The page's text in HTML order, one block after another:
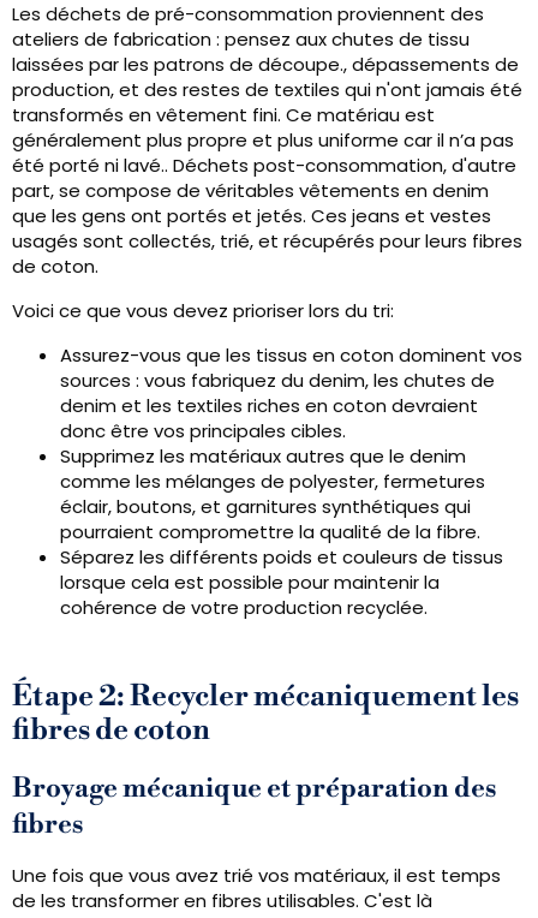
Les déchets de pré-consommation proviennent des
ateliers de fabrication : pensez aux chutes de tissu
laissées par les patrons de découpe., dépassements de
production, et des restes de textiles qui n'ont jamais été
transformés en vêtement fini. Ce matériau est
généralement plus propre et plus uniforme car il n’a pas
été porté ni lavé.. Déchets post-consommation, d'autre
part, se compose de véritables vêtements en denim
que les gens ont portés et jetés. Ces jeans et vestes
usagés sont collectés, trié, et récupérés pour leurs fibres
de coton.
Voici ce que vous devez prioriser lors du tri:
Assurez-vous que les tissus en coton dominent vos
sources : vous fabriquez du denim, les chutes de
denim et les textiles riches en coton devraient
donc être vos principales cibles.
Supprimez les matériaux autres que le denim
comme les mélanges de polyester, fermetures
éclair, boutons, et garnitures synthétiques qui
pourraient compromettre la qualité de la fibre.
Séparez les différents poids et couleurs de tissus
lorsque cela est possible pour maintenir la
cohérence de votre production recyclée.
Étape 2: Recycler mécaniquement les
fibres de coton
Broyage mécanique et préparation des
fibres
Une fois que vous avez trié vos matériaux, il est temps
de les transformer en fibres utilisables. C'est là